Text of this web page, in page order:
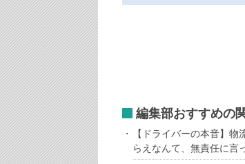
編集部おすすめの
【ドライバーの本音】
らえなんて、無責任に言